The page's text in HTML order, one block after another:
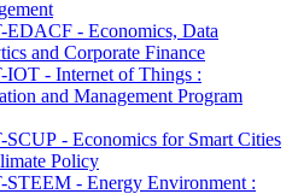
EDACF - Economics, Data
and Corporate Finance
IOT - Internet of Things :
and Management Program
SCUP - Economics for Smart Cities
Policy
STEEM - Energy Environment :